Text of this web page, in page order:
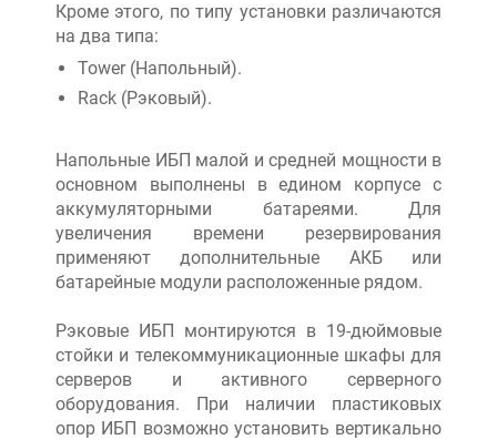
Кроме этого, по типу установки различаются
на два типа:
Tower (Напольный).
Rack (Рэковый).
Напольные ИБП малой и средней мощности в
основном выполнены в едином корпусе с
аккумуляторными батареями. Для
увеличения времени резервирования
применяют дополнительные АКБ или
батарейные модули расположенные рядом.
Рэковые ИБП монтируются в 19-дюймовые
стойки и телекоммуникационные шкафы для
серверов и активного серверного
оборудования. При наличии пластиковых
опор ИБП возможно установить вертикально